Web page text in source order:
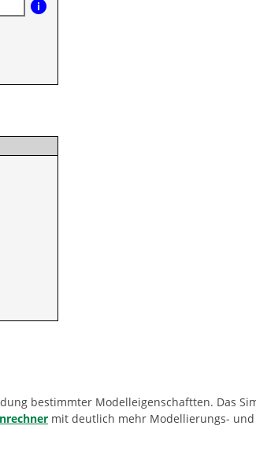
bestimmter Modelleigenschaftten. Das
mit deutlich mehr Modellierungs-